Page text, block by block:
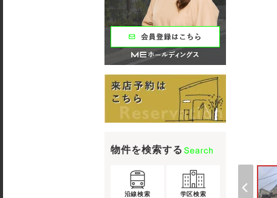
物件を検索する
沿線検索 学区検索